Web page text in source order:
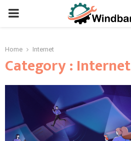
PRIMARY
Home Internet
Category : Internet